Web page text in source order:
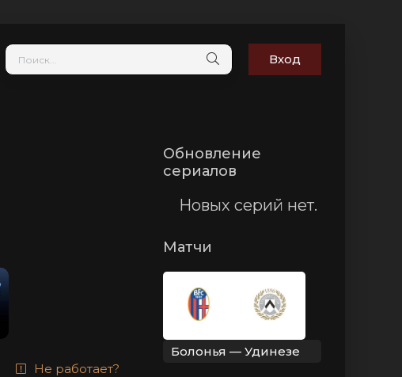
Вход
Не работает?
Обновление
сериалов
Новых серий нет.
Матчи
Болонья — Удинезе